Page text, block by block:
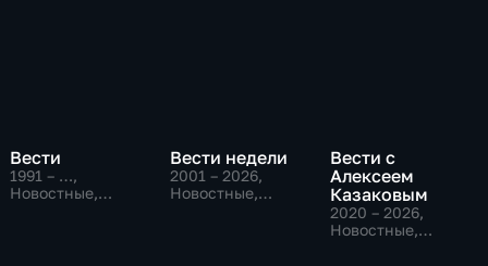
Вести
1991 – …,
Новостные,
Вести недели
2001 – 2026,
Новостные,
Вести с
Алексеем
Казаковым
2020 – 2026,
Новостные,